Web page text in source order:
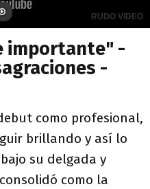
importante" -
-
como profesional,
brillando y así lo
su delgada y
como la